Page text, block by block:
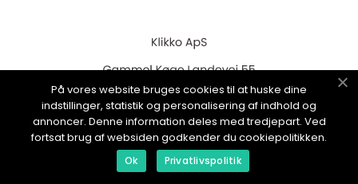
web:www.klikko.dk
På vores website bruges cookies til at huske dine
indstillinger, statistik og personalisering af indhold og
annoncer. Denne information deles med tredjepart. Ved
fortsat brug af websiden godkender du cookiepolitikken.
Ok Privatlivspolitik